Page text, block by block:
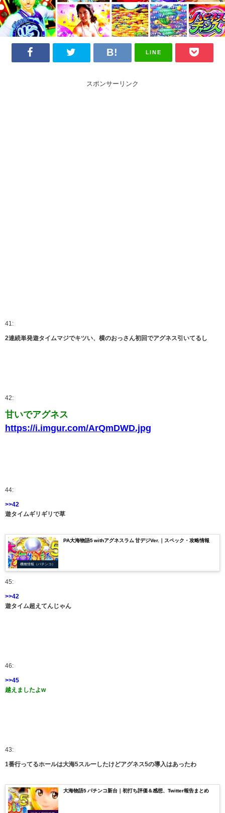
LINE
スポンサーリンク
41:
2連続単発遊タイムマジでキツい、横のおっさん初回でアグネス引いてるし
42:
甘いでアグネス
https://i.imgur.com/ArQmDWD.jpg
44:
>>42
遊タイムギリギリで草
機種情報（パチンコ）
PA大海物語5 withアグネスラム 甘デジVer.｜スペック・攻略情報
45:
>>42
遊タイム超えてんじゃん
46:
>>45
越えましたよw
43:
1番行ってるホールは大海5スルーしたけどアグネス5の導入はあったわ
大海物語5 パチンコ新台｜初打ち評価＆感想、Twitter報告まとめ